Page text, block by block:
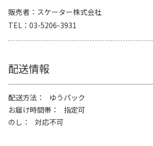
販売者
スケーター株式会社
TEL
03-5206-3931
配送情報
配送方法
ゆうパック
お届け時間帯
指定可
のし
対応不可